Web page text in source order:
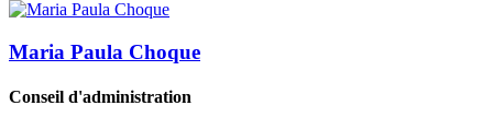
Maria Paula Choque
Conseil d'administration